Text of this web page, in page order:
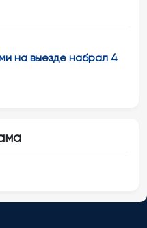
на выезде набрал 4